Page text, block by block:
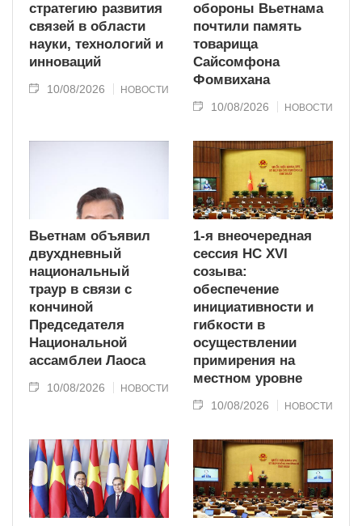
стратегию развития
связей в области
науки, технологий и
инноваций
10/08/2026 НОВОСТИ
обороны Вьетнама
почтили память
товарища
Сайсомфона
Фомвихана
10/08/2026 НОВОСТИ
Вьетнам объявил
двухдневный
национальный
траур в связи с
кончиной
Председателя
Национальной
ассамблеи Лаоса
10/08/2026 НОВОСТИ
1-я внеочередная
сессия НС XVI
созыва:
обеспечение
инициативности и
гибкости в
осуществлении
примирения на
местном уровне
10/08/2026 НОВОСТИ